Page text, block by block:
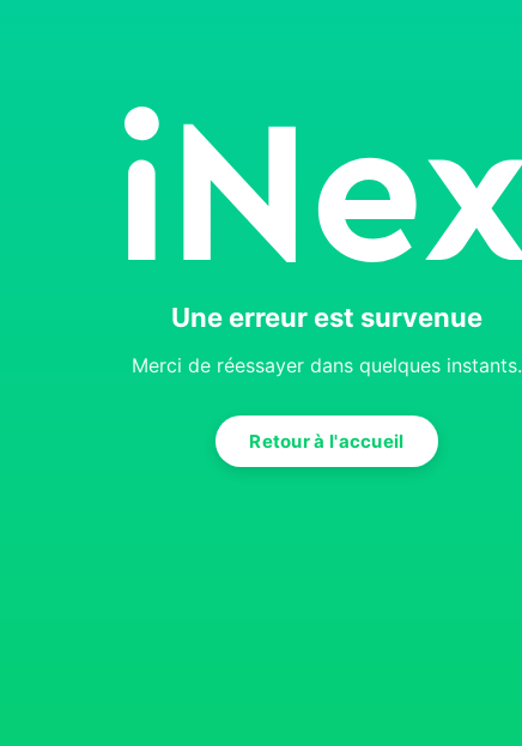
Une erreur est survenue
Merci de réessayer dans quelques instants.
Retour à l'accueil